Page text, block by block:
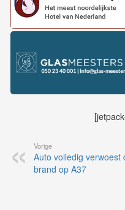
Vorige
Auto volledig verwoest
brand op A37